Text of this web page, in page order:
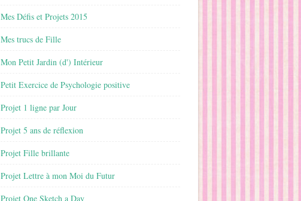
Mes Défis et Projets 2015
Mes trucs de Fille
Mon Petit Jardin (d') Intérieur
Petit Exercice de Psychologie positive
Projet 1 ligne par Jour
Projet 5 ans de réflexion
Projet Fille brillante
Projet Lettre à mon Moi du Futur
Projet One Sketch a Day